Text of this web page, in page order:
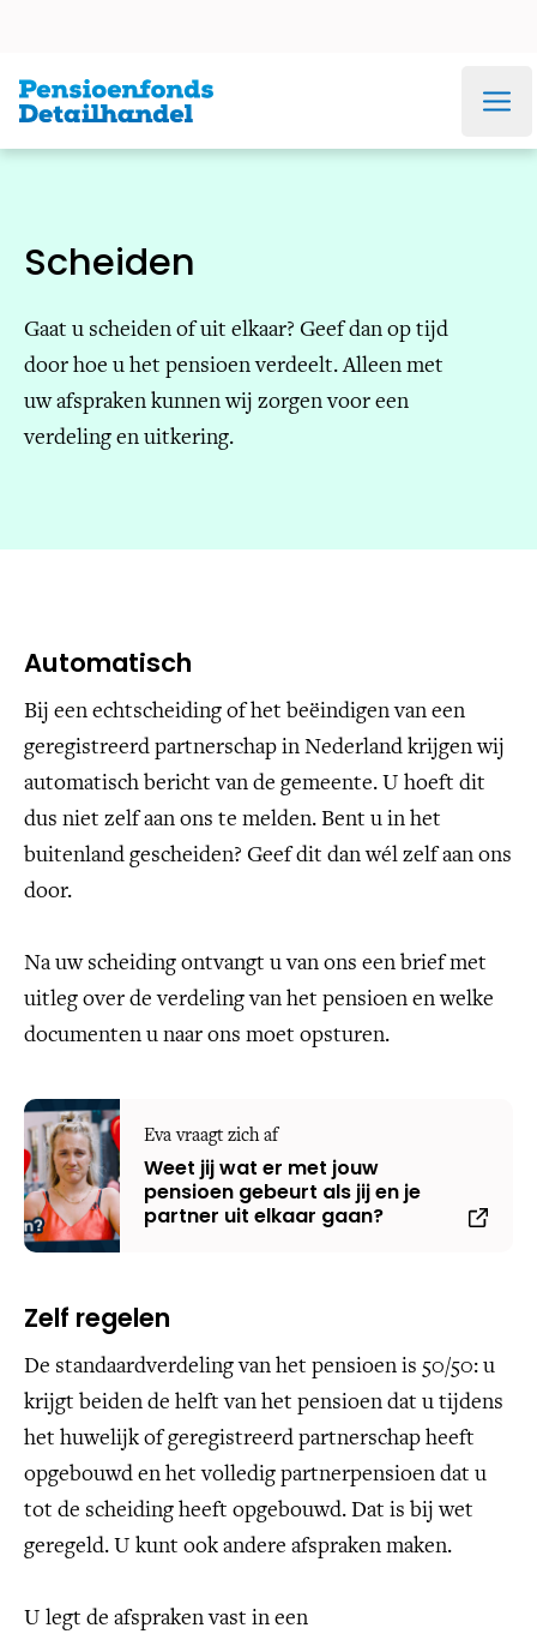
Administratiekantoor
Scheiden
Gaat u scheiden of uit elkaar? Geef dan op tijd
door hoe u het pensioen verdeelt. Alleen met
uw afspraken kunnen wij zorgen voor een
verdeling en uitkering.
Automatisch
Bij een echtscheiding of het beëindigen van een
geregistreerd partnerschap in Nederland krijgen wij
automatisch bericht van de gemeente. U hoeft dit
dus niet zelf aan ons te melden. Bent u in het
buitenland gescheiden? Geef dit dan wél zelf aan ons
door.
Na uw scheiding ontvangt u van ons een brief met
uitleg over de verdeling van het pensioen en welke
documenten u naar ons moet opsturen.
Eva vraagt zich af
Weet jij wat er met jouw
pensioen gebeurt als jij en je
partner uit elkaar gaan?
Zelf regelen
De standaardverdeling van het pensioen is 50/50: u
krijgt beiden de helft van het pensioen dat u tijdens
het huwelijk of geregistreerd partnerschap heeft
opgebouwd en het volledig partnerpensioen dat u
tot de scheiding heeft opgebouwd. Dat is bij wet
geregeld. U kunt ook andere afspraken maken.
U legt de afspraken vast in een